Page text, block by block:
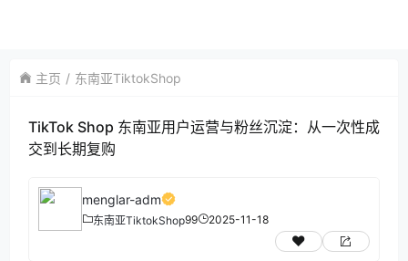
主页 东南亚TiktokShop
TikTok Shop 东南亚用户运营与粉丝沉淀：从一次性成
交到长期复购
menglar-adm
东南亚TiktokShop99 2025-11-18